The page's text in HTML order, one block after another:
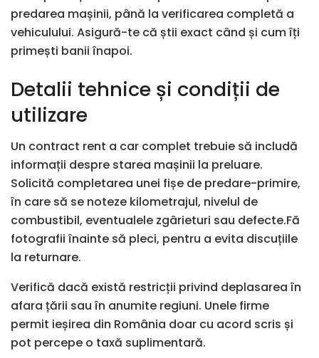
predarea mașinii, până la verificarea completă a
vehiculului. Asigură-te că știi exact când și cum îți
primești banii înapoi.
Detalii tehnice și condiții de
utilizare
Un contract rent a car complet trebuie să includă
informații despre starea mașinii la preluare.
Solicită completarea unei fișe de predare-primire,
în care să se noteze kilometrajul, nivelul de
combustibil, eventualele zgârieturi sau defecte.Fă
fotografii înainte să pleci, pentru a evita discuțiile
la returnare.
Verifică dacă există restricții privind deplasarea în
afara țării sau în anumite regiuni. Unele firme
permit ieșirea din România doar cu acord scris și
pot percepe o taxă suplimentară.